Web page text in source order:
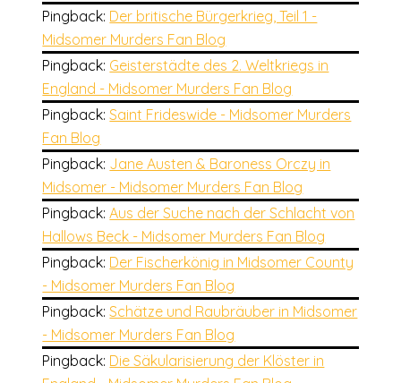
Pingback: Der britische Bürgerkrieg, Teil 1 -
Midsomer Murders Fan Blog
Pingback: Geisterstädte des 2. Weltkriegs in
England - Midsomer Murders Fan Blog
Pingback:Saint Frideswide - Midsomer Murders
Fan Blog
Pingback: Jane Austen & Baroness Orczy in
Midsomer - Midsomer Murders Fan Blog
Pingback:Aus der Suche nach der Schlacht von
Hallows Beck - Midsomer Murders Fan Blog
Pingback: Der Fischerkönig in Midsomer County
- Midsomer Murders Fan Blog
Pingback:Schätze und Raubräuber in Midsomer
- Midsomer Murders Fan Blog
Pingback: Die Säkularisierung der Klöster in